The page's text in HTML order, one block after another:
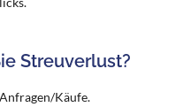
Streuverlust?
Käufe.